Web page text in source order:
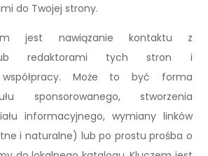
do Twojej strony.
jest nawiązanie kontaktu z
lub redaktorami tych stron i
współpracy. Może to być forma
sponsorowanego, stworzenia
informacyjnego, wymiany linków
i naturalne) lub po prostu prośba o